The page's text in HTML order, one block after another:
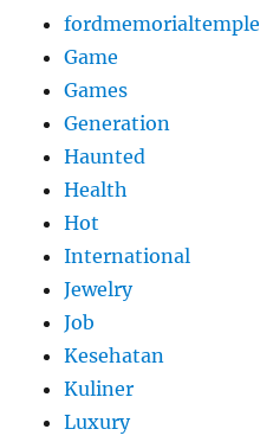
fordmemorialtemple
Game
Games
Generation
Haunted
Health
Hot
International
Jewelry
Job
Kesehatan
Kuliner
Luxury